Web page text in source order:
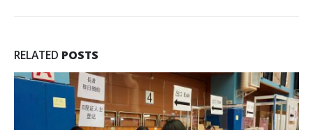
RELATED POSTS